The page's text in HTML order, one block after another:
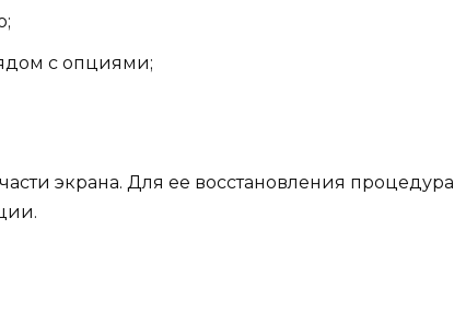
с опциями;
экрана. Для ее восстановления процедура